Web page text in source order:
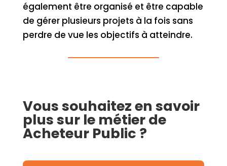
également être organisé et être capable
de gérer plusieurs projets à la fois sans
perdre de vue les objectifs à atteindre.
Vous souhaitez en savoir
plus sur le métier de
Acheteur Public ?